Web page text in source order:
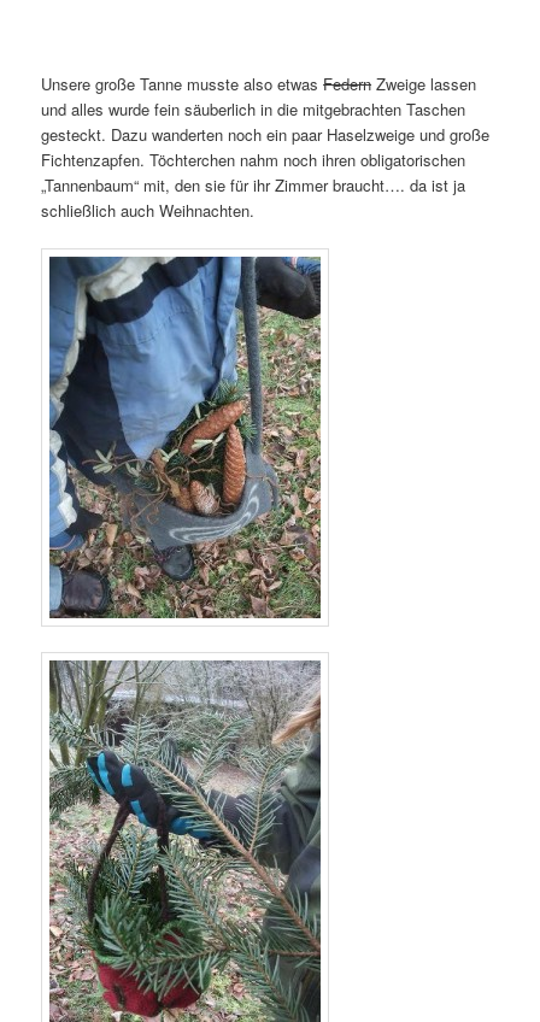
Unsere große Tanne musste also etwasFedern Zweige lassen
und alles wurde fein säuberlich in die mitgebrachten Taschen
gesteckt. Dazu wanderten noch ein paar Haselzweige und große
Fichtenzapfen. Töchterchen nahm noch ihren obligatorischen
„Tannenbaum“ mit, den sie für ihr Zimmer braucht…. da ist ja
schließlich auch Weihnachten.